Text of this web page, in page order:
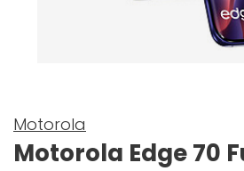
Motorola
Motorola Edge 70